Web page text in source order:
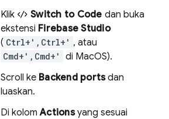
Klik
Switch to Code dan buka
ekstensi Firebase Studio
( Ctrl+',Ctrl+' , atau
Cmd+',Cmd+'
di MacOS).
Scroll ke Backend portsdan
luaskan.
Di kolomActionsyang sesuai